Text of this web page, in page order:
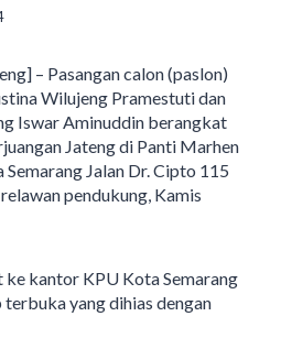
– Pasangan calon (paslon)
Wilujeng Pramestuti dan
Iswar Aminuddin berangkat
Jateng di Panti Marhen
Jalan Dr. Cipto 115
pendukung, Kamis
kantor KPU Kota Semarang
yang dihias dengan